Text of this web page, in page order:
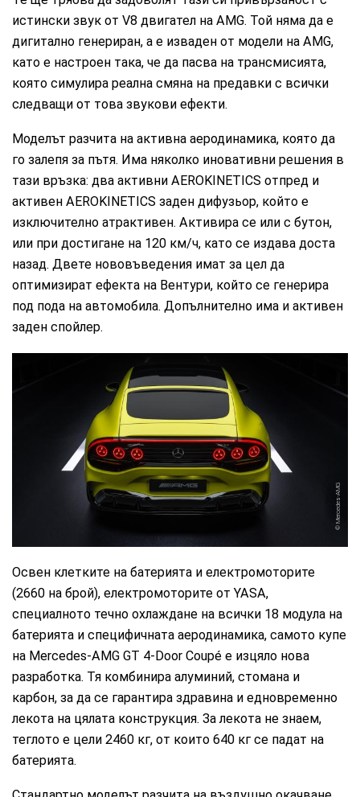
истински звук от V8 двигател на AMG. Той няма да е
дигитално генериран, а е изваден от модели на AMG,
като е настроен така, че да пасва на трансмисията,
която симулира реална смяна на предавки с всички
следващи от това звукови ефекти.
Моделът разчита на активна аеродинамика, която да
го залепя за пътя. Има няколко иновативни решения в
тази връзка: два активни AEROKINETICS отпред и
активен AEROKINETICS заден дифузьор, който е
изключително атрактивен. Активира се или с бутон,
или при достигане на 120 км/ч, като се издава доста
назад. Двете нововъведения имат за цел да
оптимизират ефекта на Вентури, който се генерира
под пода на автомобила. Допълнително има и активен
заден спойлер.
Mercedes-AMG
Освен клетките на батерията и електромоторите
(2660 на брой), електромоторите от YASA,
специалното течно охлаждане на всички 18 модула на
батерията и специфичната аеродинамика, самото купе
на Mercedes‑AMG GT 4‑Door Coupé е изцяло нова
разработка. Тя комбинира алуминий, стомана и
карбон, за да се гарантира здравина и едновременно
лекота на цялата конструкция. За лекота не знаем,
теглото е цели 2460 кг, от които 640 кг се падат на
батерията.